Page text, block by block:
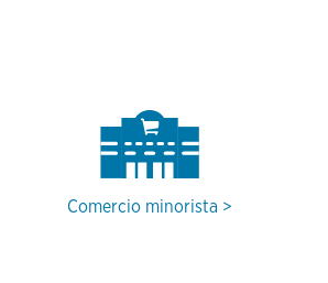
Comercio minorista